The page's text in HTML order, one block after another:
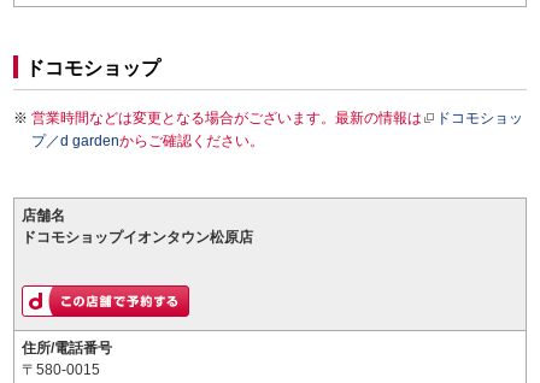
ドコモショップ
営業時間などは変更となる場合がございます。最新の情報は
ドコモショッ
プ／d gardenからご確認ください。
店舗名
ドコモショップイオンタウン松原店
住所/電話番号
〒580-0015